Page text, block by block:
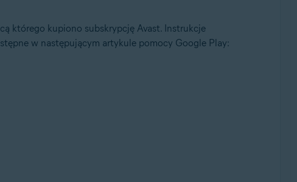
którego kupiono subskrypcję Avast. Instrukcje
w następującym artykule pomocy Google Play: